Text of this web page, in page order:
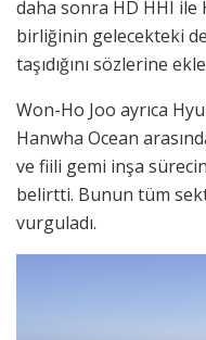
daha sonra HD HHI ile
birliğinin gelecekteki
taşıdığını sözlerine
Won-Ho Joo ayrıca
Hanwha Ocean
ve fiili gemi inşa
belirtti. Bunun tüm
vurguladı.